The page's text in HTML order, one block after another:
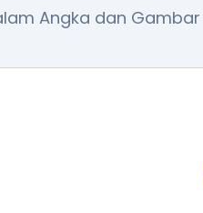
Angka dan Gambar